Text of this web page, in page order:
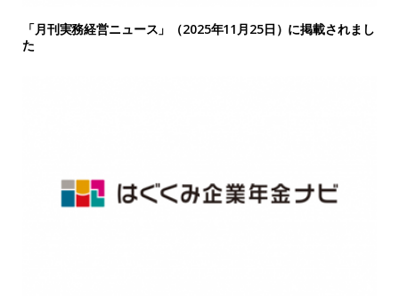
「月刊実務経営ニュース」（2025年11月25日）に掲載されまし
た